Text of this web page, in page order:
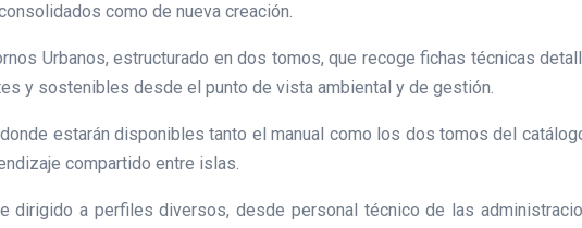
como de nueva creación.
Urbanos, estructurado en dos tomos, que recoge fichas técnicas
y sostenibles desde el punto de vista ambiental y de gestión.
estarán disponibles tanto el manual como los dos tomos del
compartido entre islas.
dirigido a perfiles diversos, desde personal técnico de las